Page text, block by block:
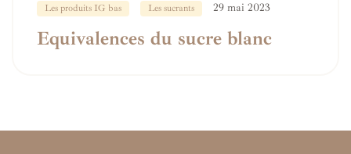
Les produits IG bas Les sucrants 29 mai 2023
Equivalences du sucre blanc